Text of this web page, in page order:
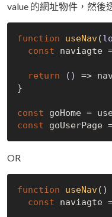
value 的網址物件，然後
function useNav(
const naviagte
return () =>
}
const goHome =
const goUserPage
OR
function useNav( )
const naviagte